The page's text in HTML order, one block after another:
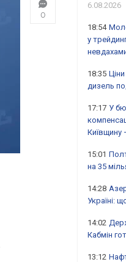
0
6.08.2026
18:54
у
18:35
дизель
17:17 У
Київщину
15:01
на 35
14:28
Україні:
14:02
Кабмін
13:12